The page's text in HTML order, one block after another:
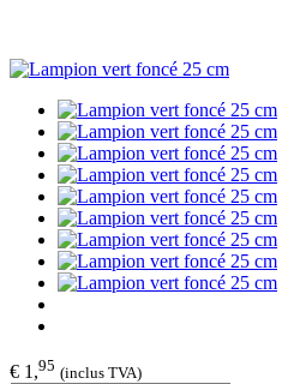
€ 1,95 (inclus TVA)